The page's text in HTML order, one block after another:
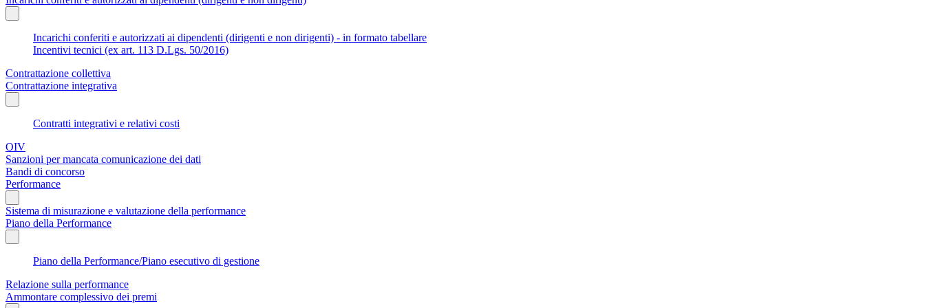
Incarichi conferiti e autorizzati ai dipendenti (dirigenti e non dirigenti) - in formato tabellare
Incentivi tecnici (ex art. 113 D.Lgs. 50/2016)
Contrattazione collettiva
Contrattazione integrativa
Contratti integrativi e relativi costi
OIV
Sanzioni per mancata comunicazione dei dati
Bandi di concorso
Performance
Sistema di misurazione e valutazione della performance
Piano della Performance
Piano della Performance/Piano esecutivo di gestione
Relazione sulla performance
Ammontare complessivo dei premi